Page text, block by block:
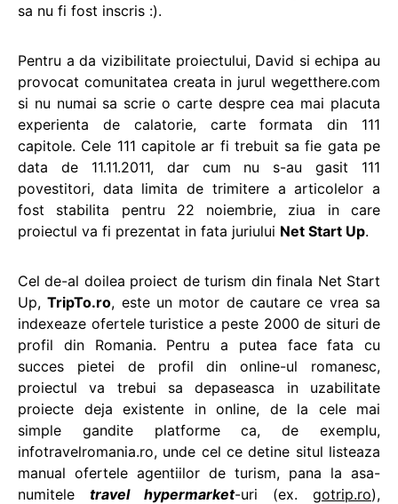
sa nu fi fost inscris :).
Pentru a da vizibilitate proiectului, David si echipa au
provocat comunitatea creata in jurul wegetthere.com
si nu numai sa scrie o carte despre cea mai placuta
experienta de calatorie, carte formata din 111
capitole. Cele 111 capitole ar fi trebuit sa fie gata pe
data de 11.11.2011, dar cum nu s-au gasit 111
povestitori, data limita de trimitere a articolelor a
fost stabilita pentru 22 noiembrie, ziua in care
proiectul va fi prezentat in fata juriului Net Start Up.
Cel de-al doilea proiect de turism din finala Net Start
Up,TripTo.ro, este un motor de cautare ce vrea sa
indexeaze ofertele turistice a peste 2000 de situri de
profil din Romania. Pentru a putea face fata cu
succes pietei de profil din online-ul romanesc,
proiectul va trebui sa depaseasca in uzabilitate
proiecte deja existente in online, de la cele mai
simple gandite platforme ca, de exemplu,
infotravelromania.ro, unde cel ce detine situl listeaza
manual ofertele agentiilor de turism, pana la asa-
numitele travel hypermarket-uri (ex. gotrip.ro),